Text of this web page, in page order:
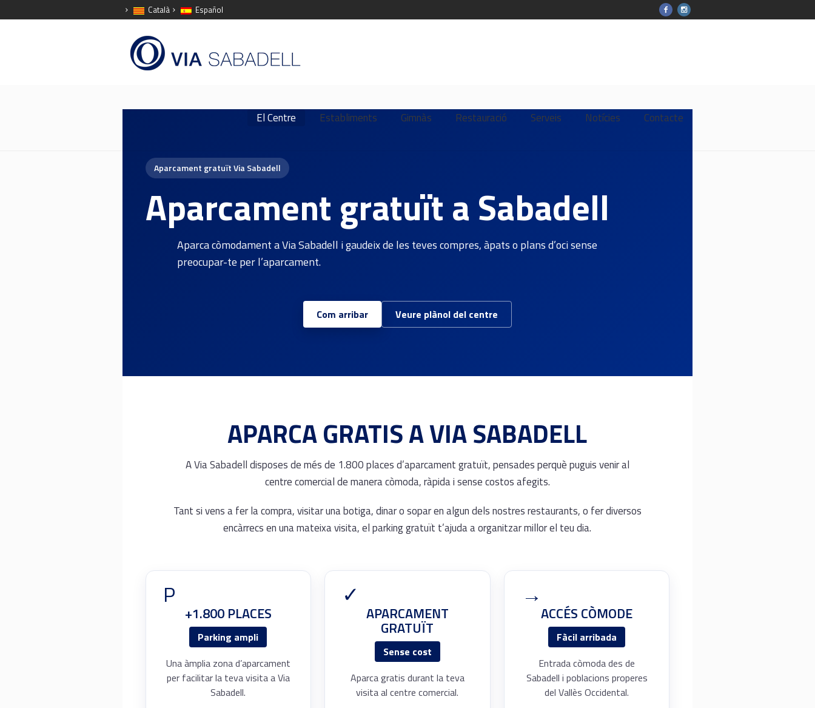
Català Español
El Centre Establiments Gimnàs Restauració Serveis Notícies Contacte
Aparcament gratuït Via Sabadell
Aparcament gratuït a Sabadell
Aparca còmodament a Via Sabadell i gaudeix de les teves compres, àpats o plans d’oci sense
preocupar-te per l’aparcament.
Com arribar Veure plànol del centre
APARCA GRATIS A VIA SABADELL
A Via Sabadell disposes de més de 1.800 places d’aparcament gratuït, pensades perquè puguis venir al
centre comercial de manera còmoda, ràpida i sense costos afegits.
Tant si vens a fer la compra, visitar una botiga, dinar o sopar en algun dels nostres restaurants, o fer diversos
encàrrecs en una mateixa visita, el parking gratuït t’ajuda a organitzar millor el teu dia.
P
+1.800 PLACES
Parking ampli
Una àmplia zona d’aparcament
per facilitar la teva visita a Via
Sabadell.
✓
APARCAMENT
GRATUÏT
Sense cost
Aparca gratis durant la teva
visita al centre comercial.
→
ACCÉS CÒMODE
Fàcil arribada
Entrada còmoda des de
Sabadell i poblacions properes
del Vallès Occidental.